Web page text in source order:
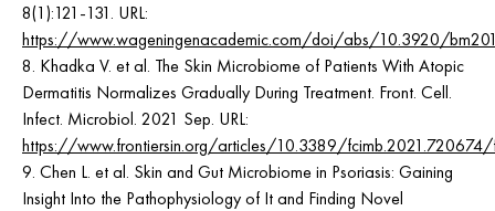
8(1):121-131. URL:
https://www.wageningenacademic.com/doi/abs/10.3920/
8. Khadka V. et al. The Skin Microbiome of Patients With Atopic
Dermatitis Normalizes Gradually During Treatment. Front. Cell.
Infect. Microbiol. 2021 Sep. URL:
https://www.frontiersin.org/articles/10.3389/fcimb.2021.720674/
9. Chen L. et al. Skin and Gut Microbiome in Psoriasis: Gaining
Insight Into the Pathophysiology of It and Finding Novel